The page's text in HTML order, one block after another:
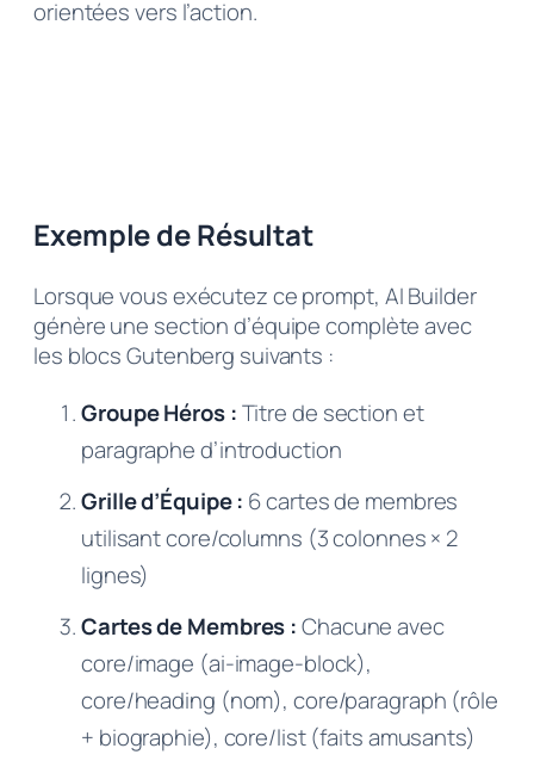
orientées vers l’action.
Exemple de Résultat
Lorsque vous exécutez ce prompt, AI Builder
génère une section d’équipe complète avec
les blocs Gutenberg suivants :
Groupe Héros :Titre de section et
paragraphe d’introduction
Grille d’Équipe : 6 cartes de membres
utilisant core/columns (3 colonnes × 2
lignes)
Cartes de Membres :Chacune avec
core/image (ai-image-block),
core/heading (nom), core/paragraph (rôle
+ biographie), core/list (faits amusants)